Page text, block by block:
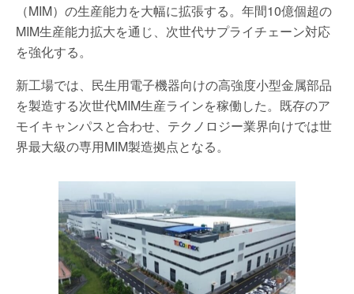
（MIM）の生産能力を大幅に拡張する。年間10億個超の
MIM生産能力拡大を通じ、次世代サプライチェーン対応
を強化する。
新工場では、民生用電子機器向けの高強度小型金属部品
を製造する次世代MIM生産ラインを稼働した。既存のア
モイキャンパスと合わせ、テクノロジー業界向けでは世
界最大級の専用MIM製造拠点となる。